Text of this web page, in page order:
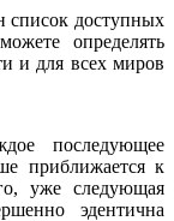
список доступных
определять
и для всех миров
последующее
приближается к
уже следующая
эдентична